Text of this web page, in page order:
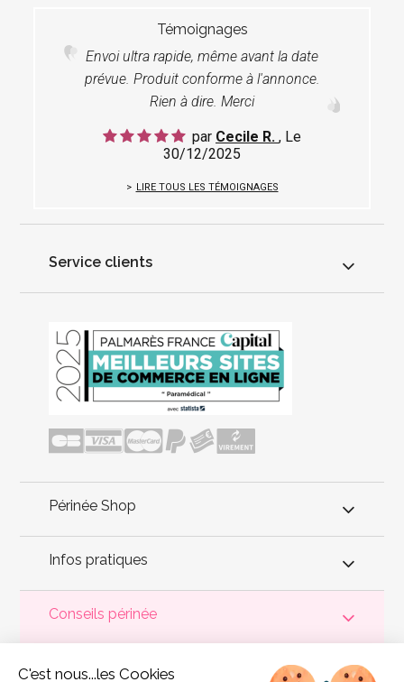
Témoignages
Envoi ultra rapide, même avant la date
prévue. Produit conforme à l'annonce.
Rien à dire. Merci
par Cecile R. , Le
30/12/2025
LIRE TOUS LES TÉMOIGNAGES
Service clients
Périnée Shop
Infos pratiques
Conseils périnée
est précieux ! Il est donc primordial d'entretenir,
de muscler et de rééduquer le plancher pelvienpour éviter les
C'est nous...les Cookies